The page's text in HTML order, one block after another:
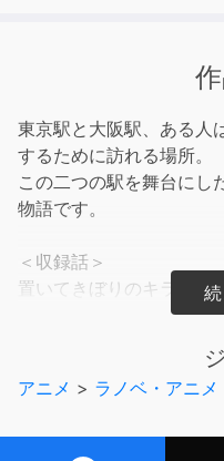
東京駅と大阪駅、ある人
するために訪れる場所。
この二つの駅を舞台にし
物語です。
＜収録話＞
置いてきぼりのキラキラ
WAKASAYURI［朗読］）
富士山は見えたか見えな
アニメ > ラノベ・アニ